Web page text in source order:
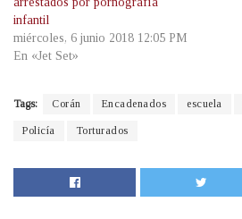
infantil
miércoles, 6 junio 2018 12:05 PM
En «Jet Set»
Tags: Corán Encadenados escuela
Policía Torturados